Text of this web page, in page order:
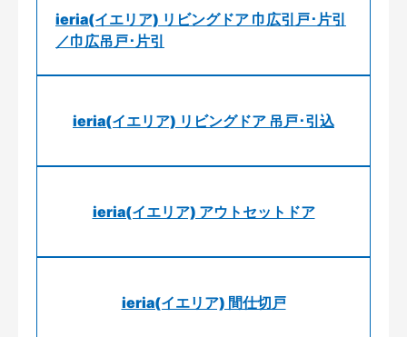
ieria(イエリア) リビングドア 巾広引戸･片引
／巾広吊戸･片引
ieria(イエリア) リビングドア 吊戸･引込
ieria(イエリア) アウトセットドア
ieria(イエリア) 間仕切戸